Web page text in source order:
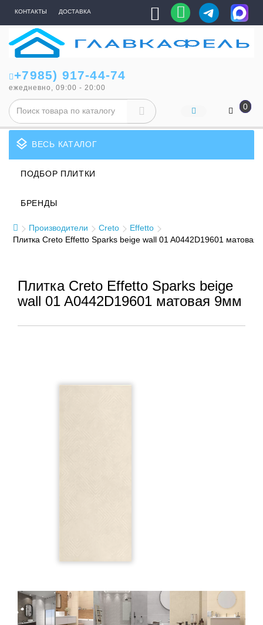
КОНТАКТЫ ДОСТАВКА
+7985) 917-44-74
ежедневно, 09:00 - 20:00
0
layers ВЕСЬ КАТАЛОГ
ПОДБОР ПЛИТКИ
БРЕНДЫ
Производители Creto
Effetto
Плитка Creto Effetto Sparks beige wall 01 A0442D19601 матовая
Плитка Creto Effetto Sparks beige
wall 01 A0442D19601 матовая 9мм